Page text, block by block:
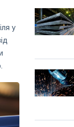
у
советской
авиации
Великой
войны
Цены
на
катушку
несмотря
на
роста
Tk
accelis
в